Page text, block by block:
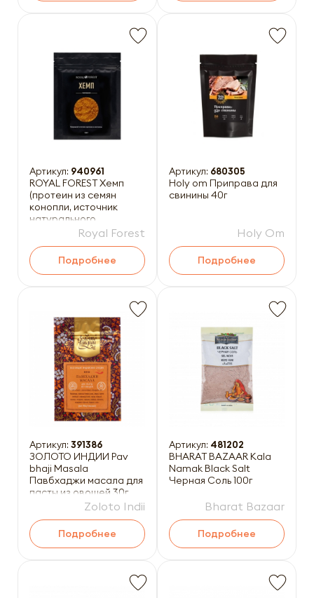
Артикул: 940961
ROYAL FOREST Хемп
(протеин из семян
конопли, источник
натурального
растительного белка)
Royal Forest
Подробнее
Артикул: 680305
Holy om Приправа для
свинины 40г
Holy Om
Подробнее
Артикул: 391386
ЗОЛОТО ИНДИИ Pav
bhaji Masala
Павбхаджи масала для
пасты из овощей 30г
Zoloto Indii
Подробнее
Артикул: 481202
BHARAT BAZAAR Kala
Namak Black Salt
Черная Соль 100г
Bharat Bazaar
Подробнее